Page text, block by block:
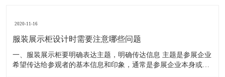
2020-11-16
服装展示柜设计时需要注意哪些问题
一、服装展示柜要明确表达主题，明确传达信息 主题是参展企业
希望传达给参观者的基本信息和印象，通常是参展企业本身或产